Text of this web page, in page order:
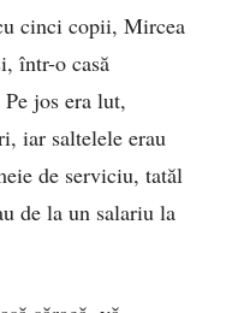
cinci copii, Mircea
într-o casă
jos era lut,
iar saltelele erau
de serviciu, tatăl
de la un salariu la